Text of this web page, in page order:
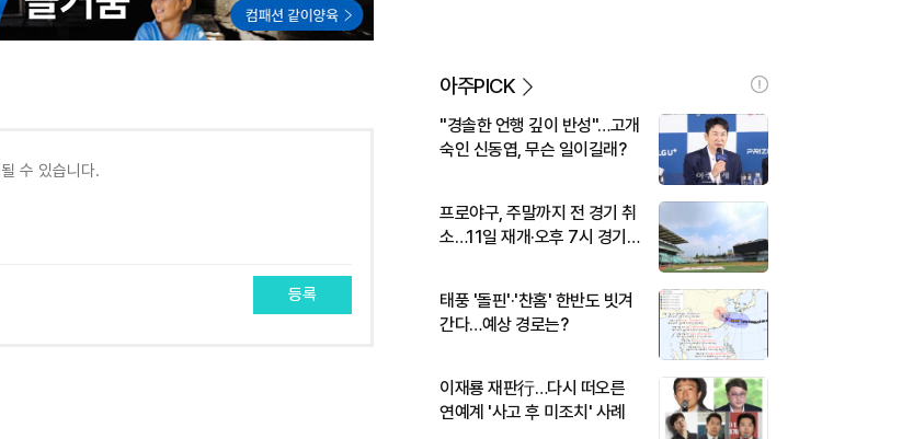
등록
아주PICK
"경솔한 언행 깊이 반성"…고개
숙인 신동엽, 무슨 일이길래?
프로야구, 주말까지 전 경기 취
소…11일 재개·오후 7시 경기
태풍 '돌핀'·'찬홈' 한반도 빗겨
간다…예상 경로는?
이재룡 재판行…다시 떠오른
연예계 '사고 후 미조치' 사례